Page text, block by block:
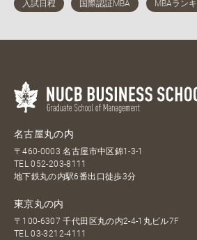
名古屋丸の内
〒460-0003 名古屋市中区錦1-3-1
TEL052-203-8111
地下鉄丸の内駅6番出口徒歩3分
東京丸の内
〒100-6307 千代田区丸の内2-4-1丸ビル7F
TEL03-3212-4111